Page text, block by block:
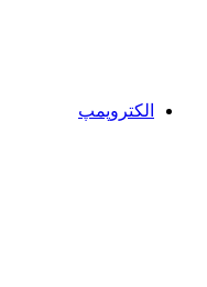
الکتروپمپ